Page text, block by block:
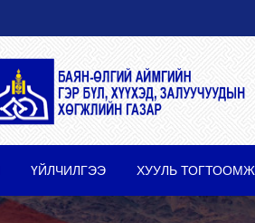
ҮЙЛЧИЛГЭЭ ХУУЛЬ ТОГТООМЖ